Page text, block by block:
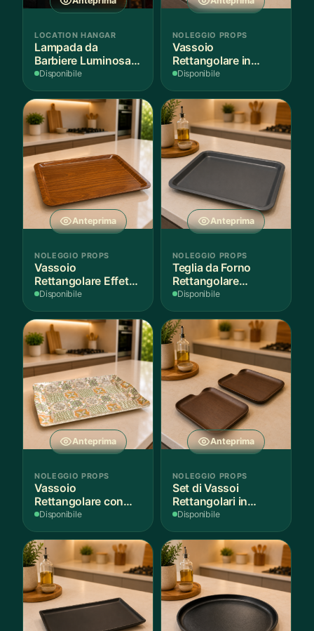
LOCATION HANGAR
Lampada da
Barbiere Luminosa
Rotante
Disponibile
NOLEGGIO PROPS
Vassoio
Rettangolare in
Legno Scuro
Disponibile
Anteprima
NOLEGGIO PROPS
Vassoio
Rettangolare Effetto
Legno
Disponibile
Anteprima
NOLEGGIO PROPS
Teglia da Forno
Rettangolare
Antiaderente
Disponibile
Anteprima
NOLEGGIO PROPS
Vassoio
Rettangolare con
Fantasia
Disponibile
Anteprima
NOLEGGIO PROPS
Set di Vassoi
Rettangolari in
Finitura Legno
Disponibile